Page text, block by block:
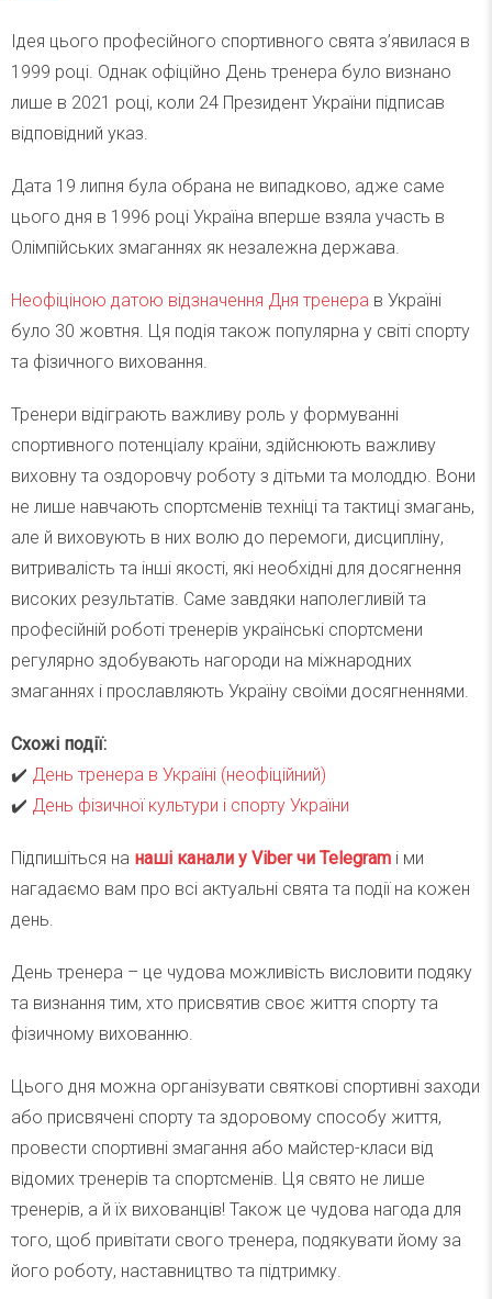
Ідея цього професійного спортивного свята з’явилася в
1999 році. Однак офіційно День тренера було визнано
лише в 2021 році, коли 24 Президент України підписав
відповідний указ.
Дата 19 липня була обрана не випадково, адже саме
цього дня в 1996 році Україна вперше взяла участь в
Олімпійських змаганнях як незалежна держава.
Неофіціною датою відзначення Дня тренера в Україні
було 30 жовтня. Ця подія також популярна у світі спорту
та фізичного виховання.
Тренери відіграють важливу роль у формуванні
спортивного потенціалу країни, здійснюють важливу
виховну та оздоровчу роботу з дітьми та молоддю. Вони
не лише навчають спортсменів техніці та тактиці змагань,
але й виховують в них волю до перемоги, дисципліну,
витривалість та інші якості, які необхідні для досягнення
високих результатів. Саме завдяки наполегливій та
професійній роботі тренерів українські спортсмени
регулярно здобувають нагороди на міжнародних
змаганнях і прославляють Україну своїми досягненнями.
Схожі події:
✔️ День тренера в Україні (неофіційний)
✔️ День фізичної культури і спорту України
Підпишіться на наші канали у Viber чи Telegram і ми
нагадаємо вам про всі актуальні свята та події на кожен
день.
День тренера – це чудова можливість висловити подяку
та визнання тим, хто присвятив своє життя спорту та
фізичному вихованню.
Цього дня можна організувати святкові спортивні заходи
або присвячені спорту та здоровому способу життя,
провести спортивні змагання або майстер-класи від
відомих тренерів та спортсменів. Ця свято не лише
тренерів, а й їх вихованців! Також це чудова нагода для
того, щоб привітати свого тренера, подякувати йому за
його роботу, наставництво та підтримку.